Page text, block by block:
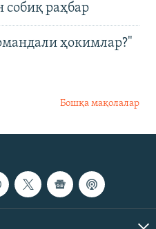
собиқ раҳбар
ҳокимлар?"
Бошқа мақолалар